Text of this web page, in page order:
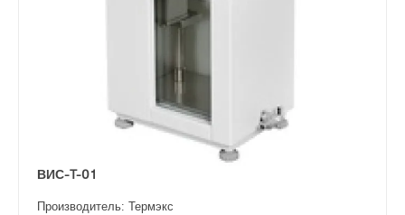
ВИС-T-01
Производитель: Термэкс